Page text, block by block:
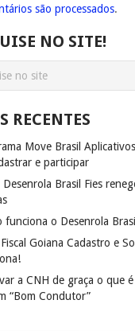
são processados.
NO SITE!
RECENTES
Move Brasil
e participar
Brasil Fies
funciona o Desenrola
Goiana Cadastro e
a CNH de graça o que
“Bom Condutor”